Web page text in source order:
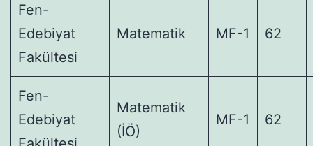
Fen-
Edebiyat
Fakültesi
Matematik MF-1 62
Fen-
Edebiyat
Matematik
(İÖ)
MF-1 62